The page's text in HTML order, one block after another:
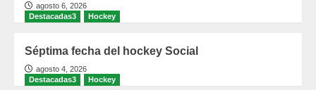
agosto 6, 2026
Destacadas3
Hockey
Séptima fecha del hockey Social
agosto 4, 2026
Destacadas3
Hockey